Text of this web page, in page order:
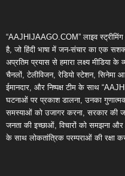
“AAJHIJAAGO.COM” लाइव
है, जो हिंदी भाषा में जन-संचार का एक
अप्रतिम प्रयास से हमारा लक्ष्य मीडिया
चैनलों, टेलीविजन, रेडियो स्टेशन, सिनेमा
ईमानदार, और निष्पक्ष टीम के साथ
घटनाओं पर प्रकाश डालना, उनका
समस्याओं को उजागर करना, सरकार की
जनता की इच्छाओं, विचारों को समझना
के साथ लोकतांत्रिक परम्पराओं की रक्षा